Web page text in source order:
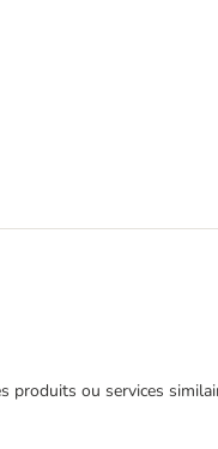
ou services